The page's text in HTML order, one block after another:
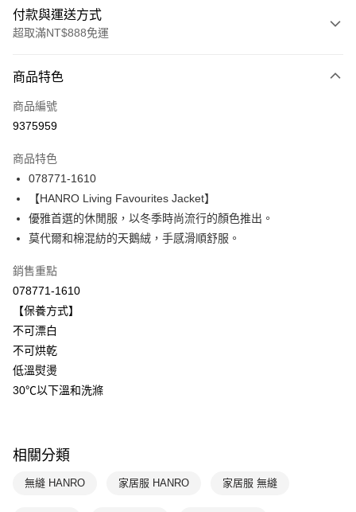
付款與運送方式
超取滿NT$888免運
信用卡一次付款
信用卡分期付款
合作金庫商業銀行
華南商業銀行
上海商業儲蓄銀行
台北富邦商業銀行
國泰世華商業銀行
兆豐國際商業銀行
臺灣中小企業銀行
台中商業銀行
聯邦商業銀行
台新國際商業銀行
台灣樂天信用卡公司
Apple Pay
悠遊付
ATM付款
運送方式
付款後全家取貨$888免運-以PackAge+配客嘉循環箱包裝寄出
每筆NT$90，滿NT$888(含以上)免運費
付款後7-11取貨
每筆NT$90，滿NT$1,000(含以上)免運費
商品特色
商品編號
9375959
商品特色
078771-1610
【HANRO Living Favourites Jacket】
優雅首選的休閒服，以冬季時尚流行的顏色推出。
莫代爾和棉混紡的天鵝絨，手感滑順舒服。
銷售重點
078771-1610
【保養方式】
不可漂白
不可烘乾
低溫熨燙
30℃以下溫和洗滌
相關分類
無縫 HANRO 家居服 HANRO 家居服 無縫